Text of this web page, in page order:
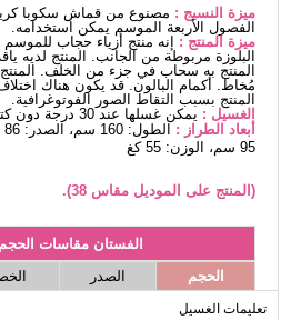
ميزة النسيج : مصنوع من قماش سكوبا
الفصول الأربعة الموسم يمكن استخدامه.
ميزة المنتج : إنه منتج أزياء حجاب للموسم
البلوزة مربوطة من الجانب. المنتج لديه
المنتج به سحاب في جزء من الخلف.
مُخاط. أكمام البالون. قد يكون هناك
المنتج بسبب التقاط الصور الفوتوغرافية.
الغسيل : يمكن غسلها عند 30 درجة دون كتابة. (غسيل دقيق)
أبعاد الطراز :
95 سم، الوزن: 55 كغ
(المنتج على الموديل مقاس 38).
الفستان مقاسات
الحجم
الصدر
38
تعليمات الغسيل